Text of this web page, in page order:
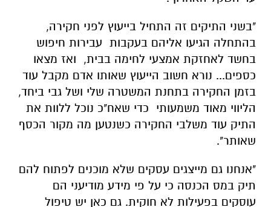
"בשני התיקים זה התחיל בייעוץ לפני חקירה,
בהתחלה הגיעו אליהם בעקבות עבירות חיפוש
בחשד לאחזקת אמצעי לחימה בבית, ואז מצאו
כספים... נורא חשוב הייעוץ שאותו אדם מקבל עוד
בזמן החקירה בתחנת המשטרה שלי ושל גבי ביחד,
הליווי מאוד משמעותי כדי שאח"כ נוכל ללוות את
התיק עוד משלבי החקירה כשנטען מה מקור הכסף
שאותר".
"אנחנו גם מייצגים עסקים שלא מוכנים לפתוח להם
תיק במס הכנסה כי על פי מידע מודיעני הם
עוסקים בפעילות לא חוקית. גם כאן יש טיפול